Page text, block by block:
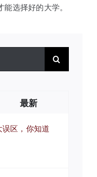
选择好的大学。
最新
区，你知道